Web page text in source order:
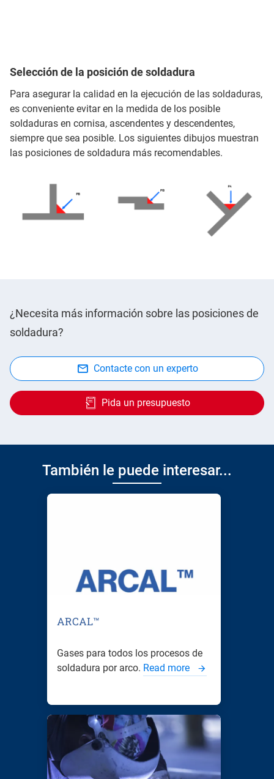
Selección de la posición de soldadura
Para asegurar la calidad en la ejecución de las soldaduras,
es conveniente evitar en la medida de los posible
soldaduras en cornisa, ascendentes y descendentes,
siempre que sea posible. Los siguientes dibujos muestran
las posiciones de soldadura más recomendables.
¿Necesita más información sobre las posiciones de
soldadura?
Contacte con un experto
Pida un presupuesto
También le puede interesar...
ARCAL™
Gases para todos los procesos de
soldadura por arco. Read more